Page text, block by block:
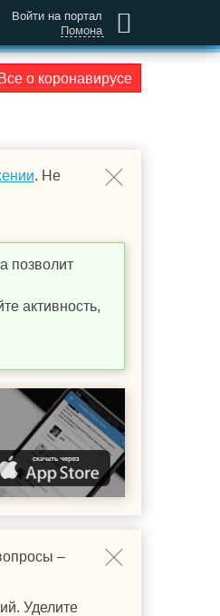
Войти на портал
Помона
Все о коронавирусе
. Не
позволит
активность,
–
Уделите